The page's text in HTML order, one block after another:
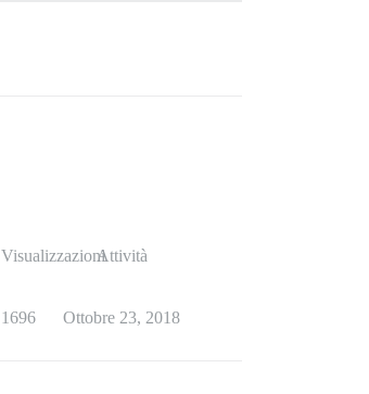
VisualizzazioniAttività
1696 Ottobre 23, 2018